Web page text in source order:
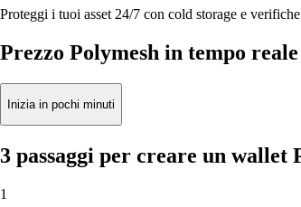
Proteggi i tuoi asset 24/7 con cold storage e
Prezzo Polymesh in tempo reale
Inizia in pochi minuti
3 passaggi per creare un wallet
1